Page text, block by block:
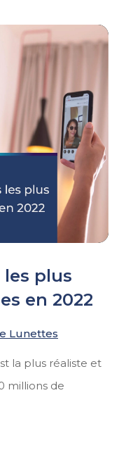
les plus
en 2022
Lunettes
la plus réaliste et
millions de